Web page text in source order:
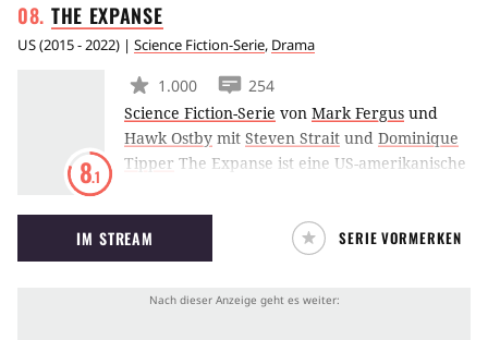
THE EXPANSE
US(2015 - 2022) | Science Fiction-Serie, Drama
8.1
1.000
254
Science Fiction-Serie von Mark Fergus und
Hawk Ostby mit Steven Strait und Dominique
Tipper The Expanse ist eine US-amerikanische
Syfy, basierend auf der Romanreihe von James
S.A. Corey: In einer dystopischen Zukunft trifft
ein Detective auf der Suche nach vermissten
Fortbestand der Menschheit bedroht.
IM STREAM SERIE VORMERKEN